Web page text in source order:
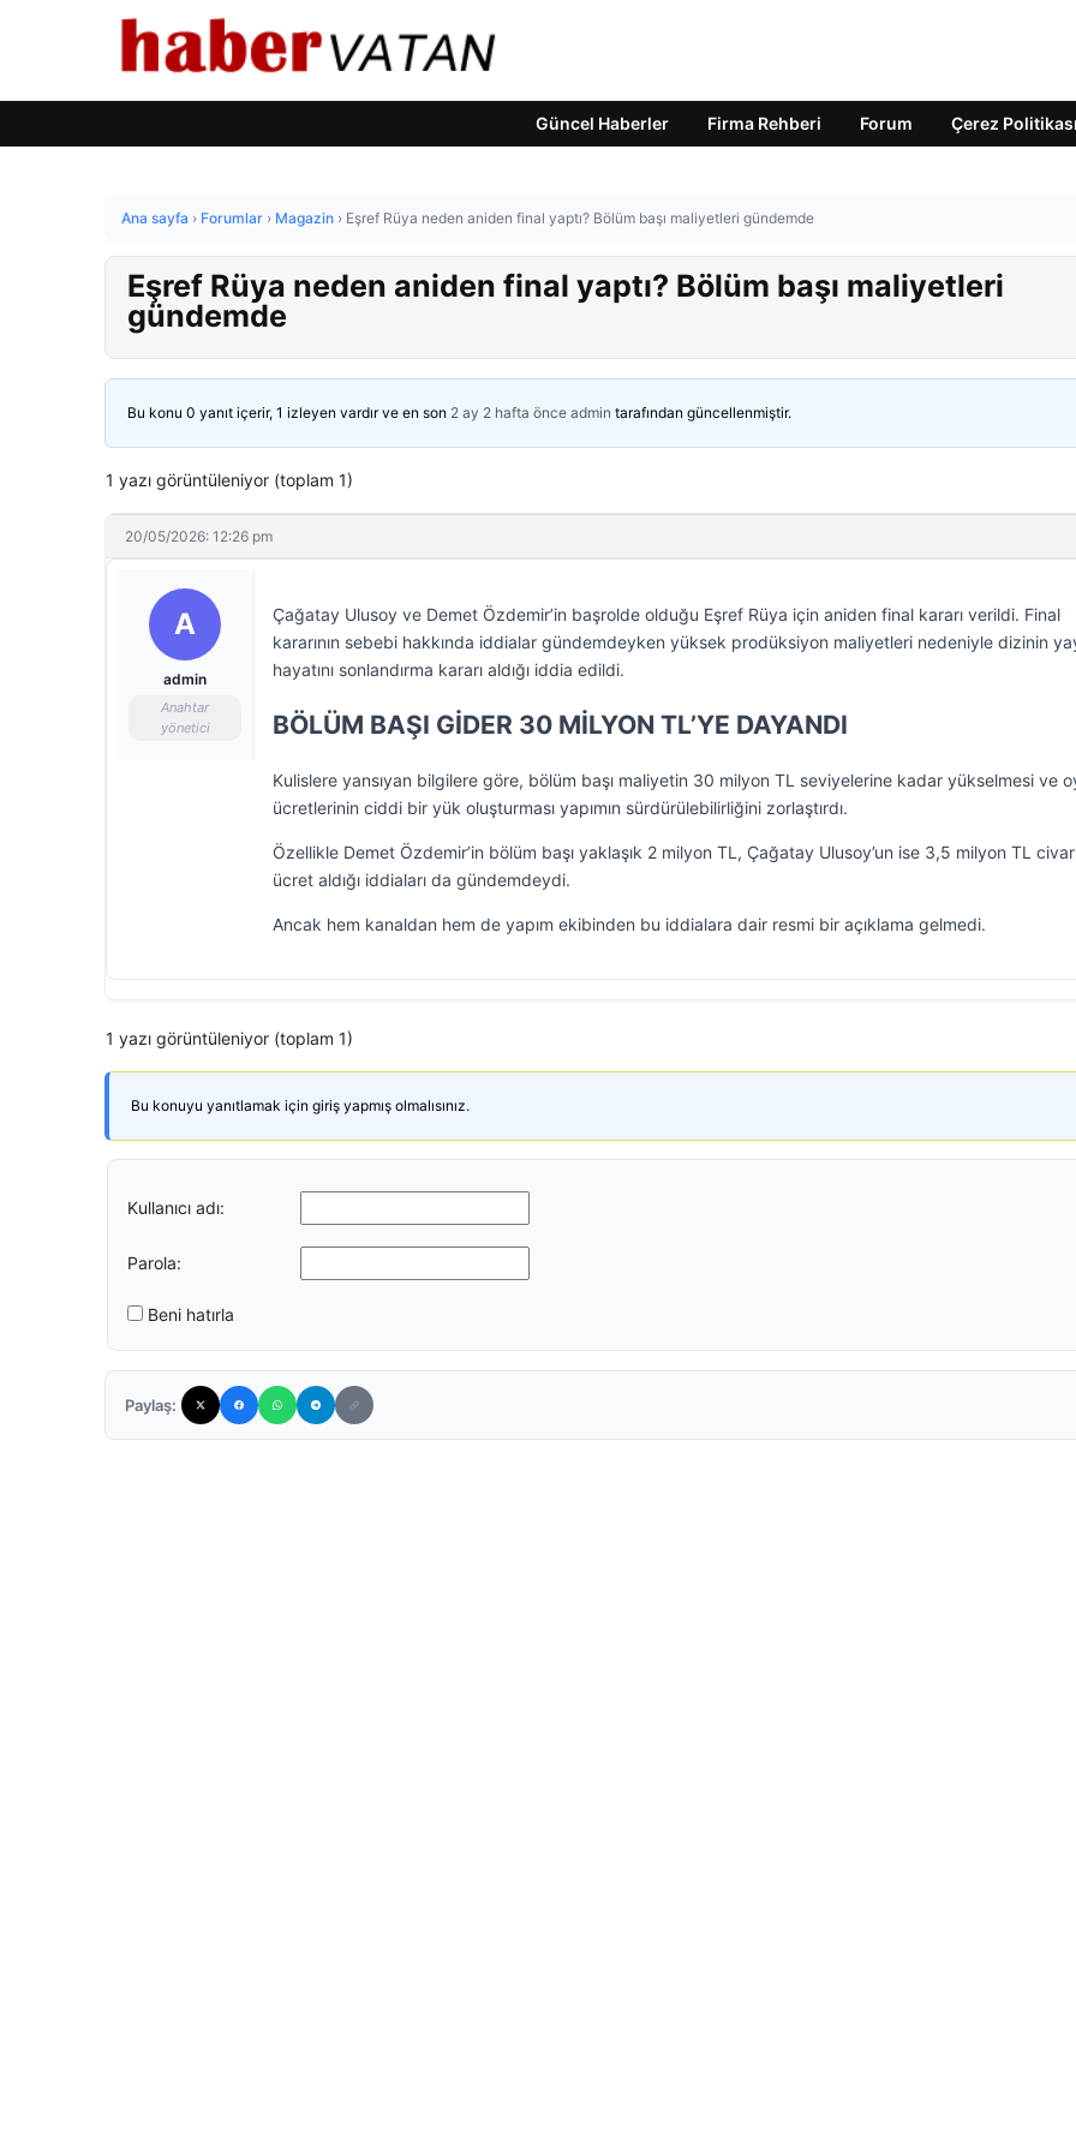
Güncel Haberler Firma Rehberi Forum Çerez Politikası
Ana sayfa › Forumlar › Magazin › Eşref Rüya neden aniden final yaptı? Bölüm başı maliyetleri gündemde
Eşref Rüya neden aniden final yaptı? Bölüm başı maliyetleri
gündemde
Bu konu 0 yanıt içerir, 1 izleyen vardır ve en son 2 ay 2 hafta önce admin tarafından güncellenmiştir.
1 yazı görüntüleniyor (toplam 1)
20/05/2026: 12:26 pm
A
admin
Anahtar
yönetici
Çağatay Ulusoy ve Demet Özdemir’in başrolde olduğu Eşref Rüya için aniden final kararı verildi. Final
kararının sebebi hakkında iddialar gündemdeyken yüksek prodüksiyon maliyetleri nedeniyle dizinin
hayatını sonlandırma kararı aldığı iddia edildi.
BÖLÜM BAŞI GİDER 30 MİLYON TL’YE DAYANDI
Kulislere yansıyan bilgilere göre, bölüm başı maliyetin 30 milyon TL seviyelerine kadar yükselmesi ve
ücretlerinin ciddi bir yük oluşturması yapımın sürdürülebilirliğini zorlaştırdı.
Özellikle Demet Özdemir’in bölüm başı yaklaşık 2 milyon TL, Çağatay Ulusoy’un ise 3,5 milyon TL
ücret aldığı iddiaları da gündemdeydi.
Ancak hem kanaldan hem de yapım ekibinden bu iddialara dair resmi bir açıklama gelmedi.
1 yazı görüntüleniyor (toplam 1)
Bu konuyu yanıtlamak için giriş yapmış olmalısınız.
Kullanıcı adı:
Parola:
Beni hatırla
Paylaş: